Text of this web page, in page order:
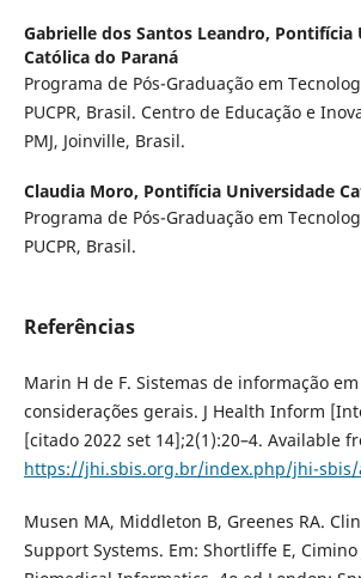
Gabrielle dos Santos Leandro, Pontifícia
Católica do Paraná
Programa de Pós-Graduação em
PUCPR, Brasil. Centro de Educação e
PMJ, Joinville, Brasil.
Claudia Moro, Pontifícia Universidade
Programa de Pós-Graduação em
PUCPR, Brasil.
Referências
Marin H de F. Sistemas de informação
considerações gerais. J Health Inform
[citado 2022 set 14];2(1):20–4. Available
https://jhi.sbis.org.br/index.php/jhi-
Musen MA, Middleton B, Greenes RA.
Support Systems. Em: Shortliffe E,